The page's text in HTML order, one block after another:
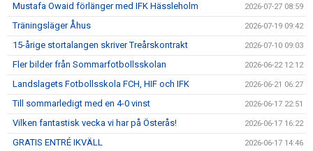
Mustafa Owaid förlänger med IFK Hässleholm 2026-07-27 08:59
Träningsläger Åhus 2026-07-19 09:42
15-årige stortalangen skriver Treårskontrakt 2026-07-10 09:03
Fler bilder från Sommarfotbollsskolan 2026-06-22 12:12
Landslagets Fotbollsskola FCH, HIF och IFK 2026-06-21 06:27
Till sommarledigt med en 4-0 vinst 2026-06-17 22:51
Vilken fantastisk vecka vi har på Österås! 2026-06-17 16:22
GRATIS ENTRÉ IKVÄLL 2026-06-17 14:46